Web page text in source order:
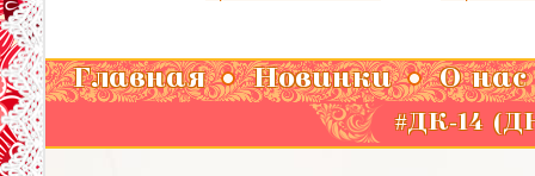
Главная Новинки О нас
#ДК-14